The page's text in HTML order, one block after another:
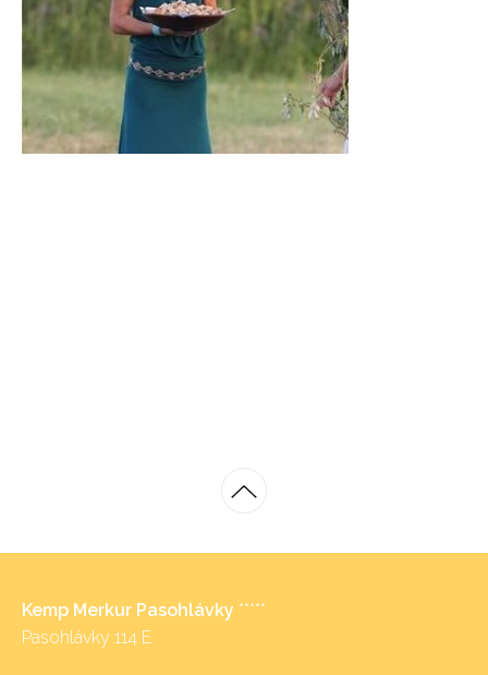
Kemp Merkur Pasohlávky *****
Pasohlávky 114 E
Pálavou, bohužel jsme nuceni oznámit, že se festival
z organizačních a provozních důvodů v roce 2025
v kempu Merkur neuskuteční.
Děkujeme účastníkům festivalu za dosavadní přízeň.
Přejeme všem krásný zbytek roku, především klid a